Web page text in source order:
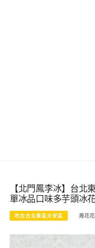
【北門鳳李冰】台北
單冰品口味多芋頭冰
吃在台北東區大安區 周花花